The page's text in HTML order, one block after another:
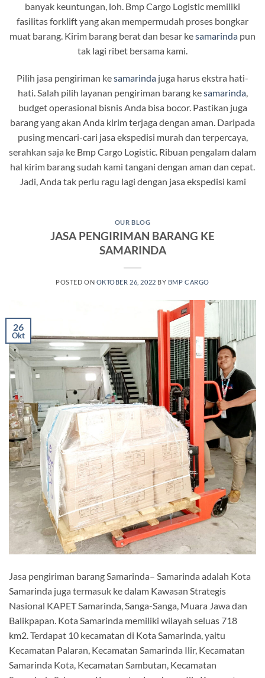
banyak keuntungan, loh. Bmp Cargo Logistic memiliki
fasilitas forklift yang akan mempermudah proses bongkar
muat barang. Kirim barang berat dan besar kesamarinda pun
tak lagi ribet bersama kami.
Pilih jasa pengiriman kesamarinda juga harus ekstra hati-
hati. Salah pilih layanan pengiriman barang kesamarinda,
budget operasional bisnis Anda bisa bocor. Pastikan juga
barang yang akan Anda kirim terjaga dengan aman. Daripada
pusing mencari-cari jasa ekspedisi murah dan terpercaya,
serahkan saja ke Bmp Cargo Logistic. Ribuan pengalam dalam
hal kirim barang sudah kami tangani dengan aman dan cepat.
Jadi, Anda tak perlu ragu lagi dengan jasa ekspedisi kami
OUR BLOG
JASA PENGIRIMAN BARANG KE
SAMARINDA
POSTED ON OKTOBER 26, 2022 BY BMP CARGO
26
Okt
Jasa pengiriman barang Samarinda– Samarinda adalah Kota
Samarinda juga termasuk ke dalam Kawasan Strategis
Nasional KAPET Samarinda, Sanga-Sanga, Muara Jawa dan
Balikpapan. Kota Samarinda memiliki wilayah seluas 718
km2. Terdapat 10 kecamatan di Kota Samarinda, yaitu
Kecamatan Palaran, Kecamatan Samarinda Ilir, Kecamatan
Samarinda Kota, Kecamatan Sambutan, Kecamatan